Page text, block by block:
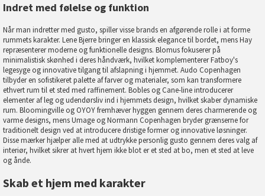
Indret med følelse og funktion
Når man indretter med gusto, spiller vissebrands en afgørende rolle i at forme
rummets karakter. Lene Bjerre bringer en klassisk elegance til bordet, mens Hay
repræsenterer moderne og funktionelle designs. Blomus fokuserer på
minimalistisk skønhed i deres håndværk, hvilket komplementerer Fatboy's
legesyge og innovative tilgang til afslapning i hjemmet. Audo Copenhagen
tilbyder en sofistikeret palette af farver og materialer, som kan transformere
ethvert rum til et sted med raffinement. Bobles og Cane-lineintroducerer
elementer af leg og udendørsliv ind i hjemmets design, hvilket skaber dynamiske
rum. Bloomingville og OYOYfremhæver hyggen gennem deres charmerende og
varme designs, mens Umage ogNormann Copenhagen bryder grænserne for
traditionelt design ved at introducere dristige former og innovative løsninger.
Disse mærker hjælper alle med at udtrykke personlig gusto gennem deres valg af
interiør, hvilket sikrer at hvert hjem ikke blot er et sted at bo, men et sted at leve
og ånde.
Skab et hjem med karakter